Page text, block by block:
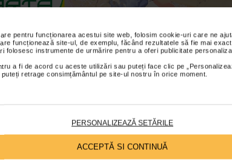
pentru funcționarea acestui site web, folosim cookie-uri care ne
funcționează site-ul, de exemplu, făcând rezultatele să fie mai
folosesc instrumente de urmărire pentru a oferi publicitate
a fi de acord cu aceste utilizări sau puteți face clic pe
retrage consimțământul pe site-ul nostru în orice moment.
PERSONALIZEAZĂ SETĂRILE
ACCEPTĂ SI CONTINUĂ
si-a demonstrat timp de jumatate de secol talentul si
vegetale (250 g fiecare), pretioase pentru